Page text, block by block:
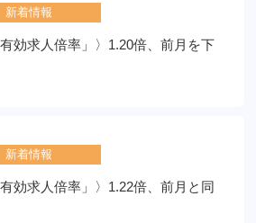
新着情報
有効求人倍率」〉1.20倍、前月を下
新着情報
効求人倍率」〉1.22倍、前月と同